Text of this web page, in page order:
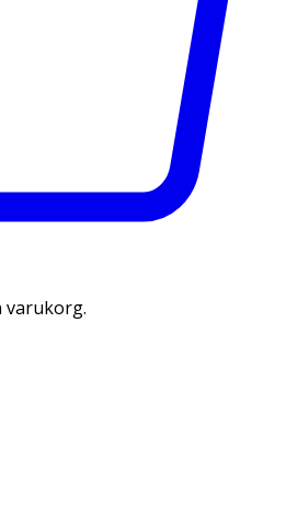
varukorg.